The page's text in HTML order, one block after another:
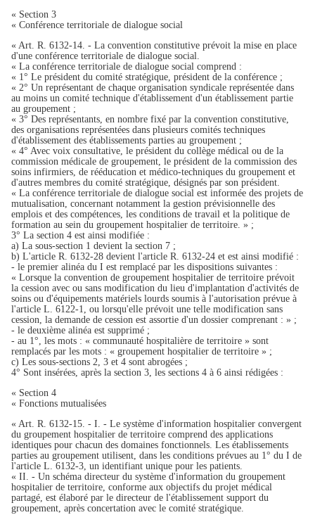
« Section 3
« Conférence territoriale de dialogue social
« Art. R. 6132-14. - La convention constitutive prévoit la mise en place
d'une conférence territoriale de dialogue social.
« La conférence territoriale de dialogue social comprend :
« 1° Le président du comité stratégique, président de la conférence ;
« 2° Un représentant de chaque organisation syndicale représentée dans
au moins un comité technique d'établissement d'un établissement partie
au groupement ;
« 3° Des représentants, en nombre fixé par la convention constitutive,
des organisations représentées dans plusieurs comités techniques
d'établissement des établissements parties au groupement ;
« 4° Avec voix consultative, le président du collège médical ou de la
commission médicale de groupement, le président de la commission des
soins infirmiers, de rééducation et médico-techniques du groupement et
d'autres membres du comité stratégique, désignés par son président.
« La conférence territoriale de dialogue social est informée des projets de
mutualisation, concernant notamment la gestion prévisionnelle des
emplois et des compétences, les conditions de travail et la politique de
formation au sein du groupement hospitalier de territoire. » ;
3° La section 4 est ainsi modifiée :
a) La sous-section 1 devient la section 7 ;
b) L'article R. 6132-28 devient l'article R. 6132-24 et est ainsi modifié :
- le premier alinéa du I est remplacé par les dispositions suivantes :
« Lorsque la convention de groupement hospitalier de territoire prévoit
la cession avec ou sans modification du lieu d'implantation d'activités de
soins ou d'équipements matériels lourds soumis à l'autorisation prévue à
l'article L. 6122-1, ou lorsqu'elle prévoit une telle modification sans
cession, la demande de cession est assortie d'un dossier comprenant : » ;
- le deuxième alinéa est supprimé ;
- au 1°, les mots : « communauté hospitalière de territoire » sont
remplacés par les mots : « groupement hospitalier de territoire » ;
c) Les sous-sections 2, 3 et 4 sont abrogées ;
4° Sont insérées, après la section 3, les sections 4 à 6 ainsi rédigées :
« Section 4
« Fonctions mutualisées
« Art. R. 6132-15. - I. - Le système d'information hospitalier convergent
du groupement hospitalier de territoire comprend des applications
identiques pour chacun des domaines fonctionnels. Les établissements
parties au groupement utilisent, dans les conditions prévues au 1° du I de
l'article L. 6132-3, un identifiant unique pour les patients.
« II. - Un schéma directeur du système d'information du groupement
hospitalier de territoire, conforme aux objectifs du projet médical
partagé, est élaboré par le directeur de l'établissement support du
groupement, après concertation avec le comité stratégique.